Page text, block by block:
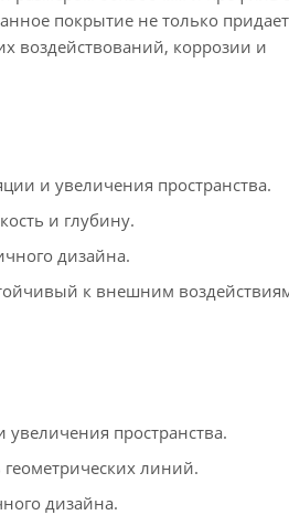
покрытие не только
воздействований, коррозии и
и увеличения пространства.
и глубину.
дизайна.
к внешним
пространства.
линий.
дизайна.